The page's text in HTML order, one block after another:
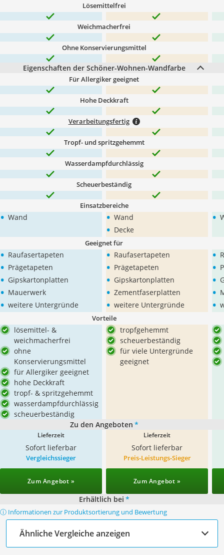
Lösemittelfrei
Weichmacherfrei
Ohne Konservierungsmittel
Eigenschaften der Schöner-Wohnen-Wandfarbe
Für Allergiker geeignet
Hohe Deckkraft
Verarbeitungsfertig
Tropf- und spritzgehemmt
Wasserdampfdurchlässig
Scheuerbeständig
Einsatzbereiche
• Wand • Wand
• Decke
•
Geeignet für
• Raufasertapeten
• Prägetapeten
• Gipskartonplatten
• Mauerwerk
• weitere Untergründe
• Raufasertapeten
• Prägetapeten
• Gipskartonplatten
• Zementfaserplatten
• weitere Untergründe
•
•
•
•
•
Vorteile
lösemittel- &
weichmacherfrei
ohne
Konservierungsmittel
für Allergiker geeignet
hohe Deckkraft
tropf- & spritzgehemmt
wasserdampfdurchlässig
scheuerbeständig
tropfgehemmt
scheuerbeständig
für viele Untergründe
geeignet
Zu den Angeboten *
Lieferzeit
Sofort lieferbar
Lieferzeit
Sofort lieferbar
Vergleichssieger
Zum Angebot »
Preis-Leistungs-Sieger
Zum Angebot »
Erhältlich bei *
ⓘ Informationen zur Produktsortierung und Bewertung
Ähnliche Vergleiche anzeigen